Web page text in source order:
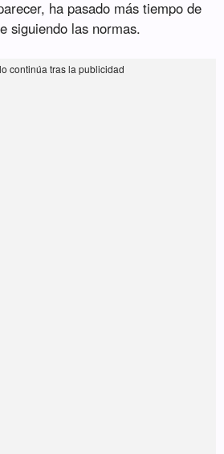
ha pasado más tiempo de
siguiendo las normas.